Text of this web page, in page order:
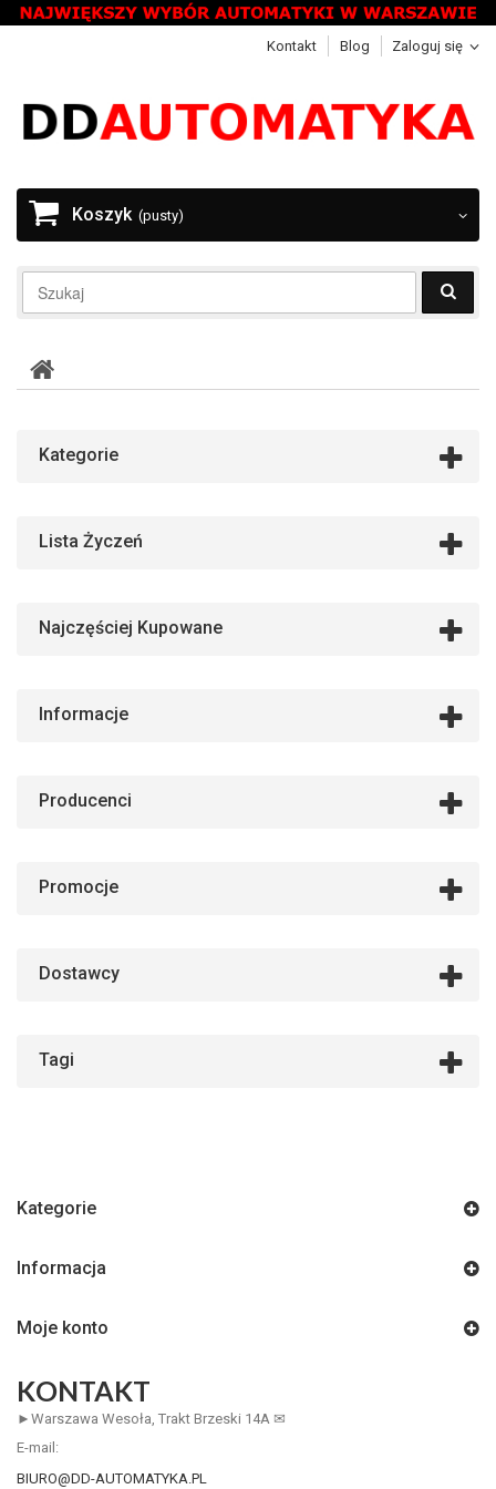
Zaloguj się
Kontakt Blog
Koszyk (pusty)
Kategorie
Lista Życzeń
Najczęściej Kupowane
Informacje
Producenci
Promocje
Dostawcy
Tagi
Kategorie
Informacja
Moje konto
KONTAKT
►Warszawa Wesoła, Trakt Brzeski 14A ✉
E-mail:
BIURO@DD-AUTOMATYKA.PL